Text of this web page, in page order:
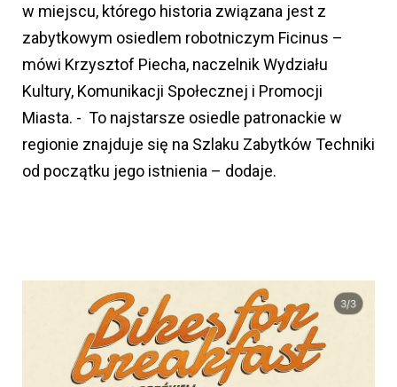
w miejscu, którego historia związana jest z
zabytkowym osiedlem robotniczym Ficinus –
mówi Krzysztof Piecha, naczelnik Wydziału
Kultury, Komunikacji Społecznej i Promocji
Miasta. - To najstarsze osiedle patronackie w
regionie znajduje się na Szlaku Zabytków Techniki
od początku jego istnienia – dodaje.